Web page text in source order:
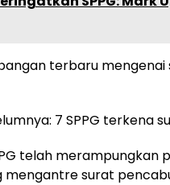
terbaru mengenai
7 SPPG terkena
telah merampungkan
mengantre surat